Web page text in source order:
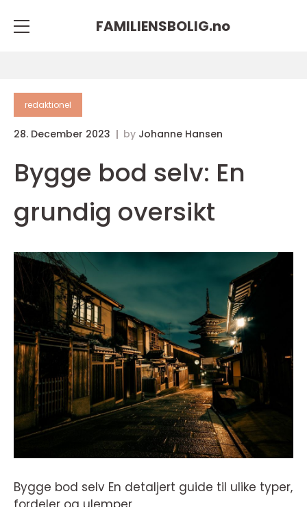
FAMILIENSBOLIG.no
redaktionel
28. December 2023 by Johanne Hansen
Bygge bod selv: En
grundig oversikt
Bygge bod selv En detaljert guide til ulike typer,